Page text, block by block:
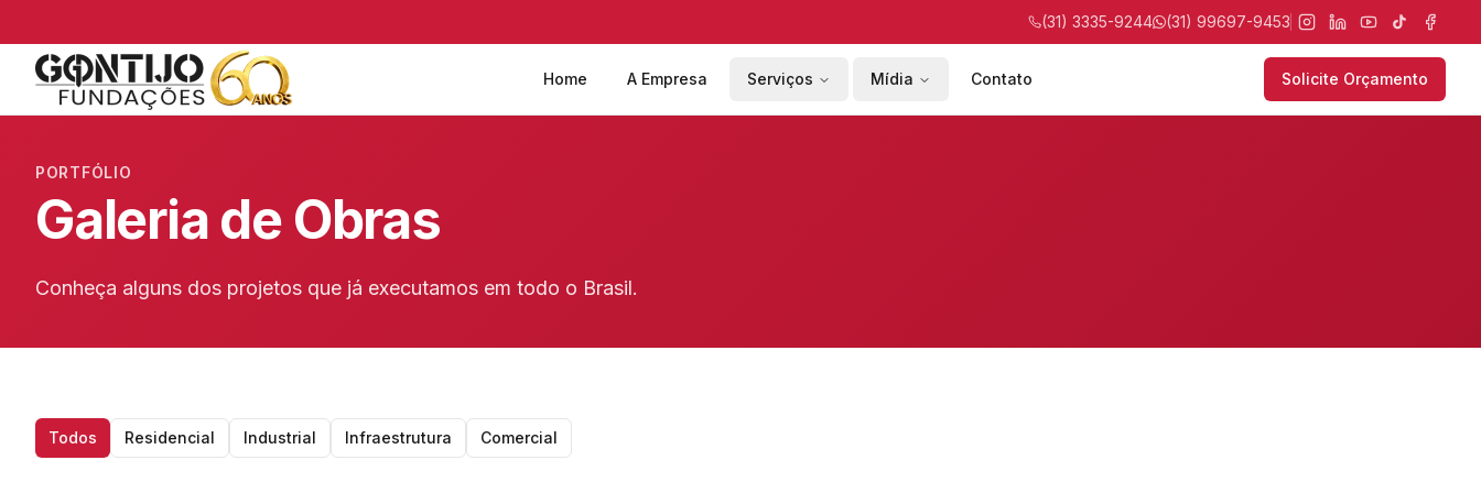
(31) 3335-9244 (31) 99697-9453
Home A Empresa Serviços Mídia Contato Solicite Orçamento
PORTFÓLIO
Galeria de Obras
Conheça alguns dos projetos que já executamos em todo o Brasil.
Todos Residencial Industrial Infraestrutura Comercial